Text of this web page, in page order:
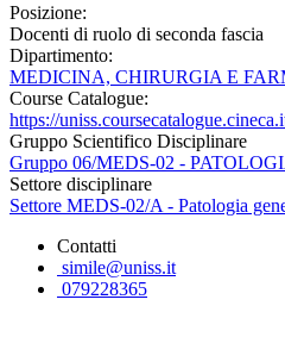
Posizione:
Docenti di ruolo di seconda fascia
Dipartimento:
MEDICINA, CHIRURGIA E
Course Catalogue:
https://
Gruppo Scientifico Disciplinare
Gruppo 06/MEDS-02 -
Settore disciplinare
Settore MEDS-02/A - Patologia
Contatti
simile@uniss.it
079228365